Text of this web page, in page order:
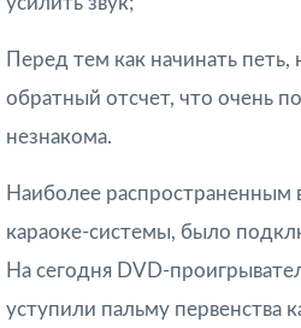
Перед тем как начинать петь,
обратный отсчет, что очень
незнакома.
Наиболее распространенным
караоке-системы, было
На сегодня DVD-
уступили пальму первенства